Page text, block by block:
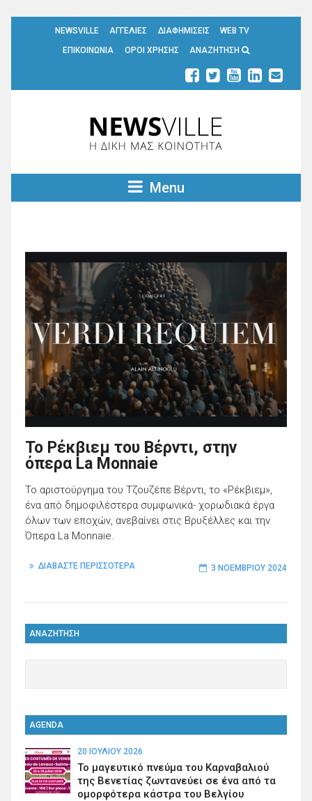
NEWSVILLE ΑΓΓΕΛΙΕΣ ΔΙΑΦΗΜΙΣΕΙΣ
WEB TV
ΕΠΙΚΟΙΝΩΝΙΑ
ΟΡΟΙ ΧΡΗΣΗΣ ΑΝΑΖΗΤΗΣΗ
Menu
Το Ρέκβιεμ του Βέρντι, στην
όπερα La Monnaie
Το αριστούργημα του Τζουζέπε Βέρντι, το «Ρέκβιεμ»,
ένα από δημοφιλέστερα συμφωνικά- χορωδιακά έργα
όλων των εποχών, ανεβαίνει στις Βρυξέλλες και την
Όπερα La Monnaie.
ΔΙΑΒΑΣΤΕ ΠΕΡΙΣΣΟΤΕΡΑ 3 ΝΟΕΜΒΡΊΟΥ 2024
ΑΝΑΖΗΤΗΣΗ
AGENDA
20 ΙΟΥΛΊΟΥ 2026
Το μαγευτικό πνεύμα του Καρναβαλιού
της Βενετίας ζωντανεύει σε ένα από τα
ομορφότερα κάστρα του Βελγίου